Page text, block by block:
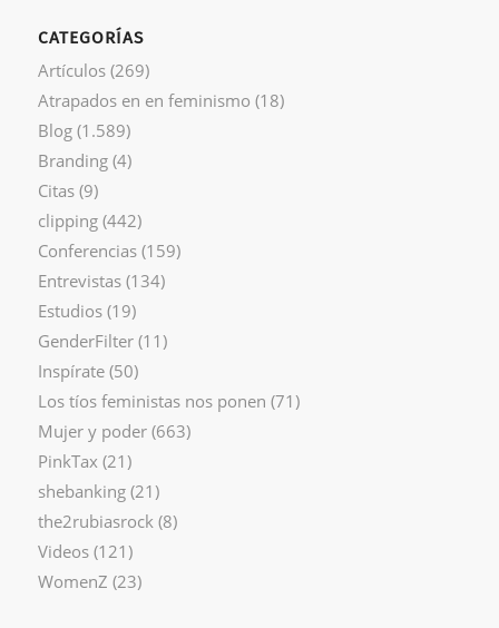
CATEGORÍAS
Artículos(269)
Atrapados en en feminismo (18)
Blog(1.589)
Branding(4)
Citas(9)
clipping(442)
Conferencias(159)
Entrevistas(134)
Estudios(19)
GenderFilter(11)
Inspírate(50)
Los tíos feministas nos ponen (71)
Mujer y poder(663)
PinkTax (21)
shebanking(21)
the2rubiasrock (8)
Videos(121)
WomenZ (23)